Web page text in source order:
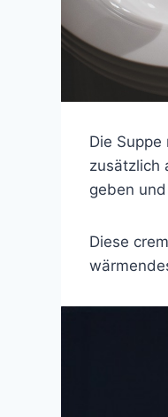
Die
zusätzlich
geben
Diese